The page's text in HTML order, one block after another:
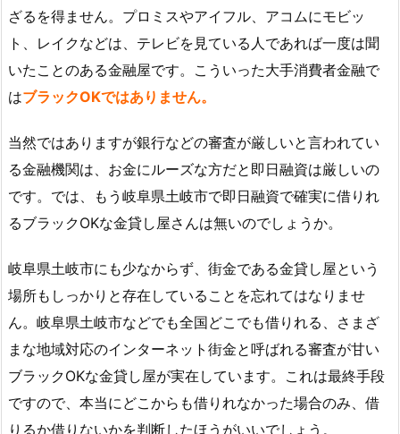
ざるを得ません。プロミスやアイフル、アコムにモビッ
ト、レイクなどは、テレビを見ている人であれば一度は聞
いたことのある金融屋です。こういった大手消費者金融で
はブラックOKではありません。
当然ではありますが銀行などの審査が厳しいと言われてい
る金融機関は、お金にルーズな方だと即日融資は厳しいの
です。では、もう岐阜県土岐市で即日融資で確実に借りれ
るブラックOKな金貸し屋さんは無いのでしょうか。
岐阜県土岐市にも少なからず、街金である金貸し屋という
場所もしっかりと存在していることを忘れてはなりませ
ん。岐阜県土岐市などでも全国どこでも借りれる、さまざ
まな地域対応のインターネット街金と呼ばれる審査が甘い
ブラックOKな金貸し屋が実在しています。これは最終手段
ですので、本当にどこからも借りれなかった場合のみ、借
りるか借りないかを判断したほうがいいでしょう。